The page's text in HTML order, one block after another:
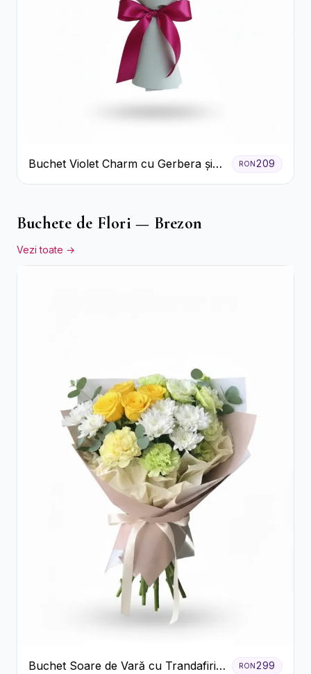
Buchet Violet Charm cu Gerbera și
Lisianthus Alb
RON209
Buchete de Flori — Brezon
Vezi toate →
Buchet Soare de Vară cu Trandafiri
RON299